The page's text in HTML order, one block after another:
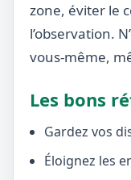
zone, éviter le
l’observation.
vous-même,
Les bons
Gardez vos
Éloignez les